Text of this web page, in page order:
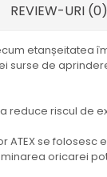
REVIEW-URI (0)
etanșeitatea
surse de
reduce riscul
ATEX se
oricarei